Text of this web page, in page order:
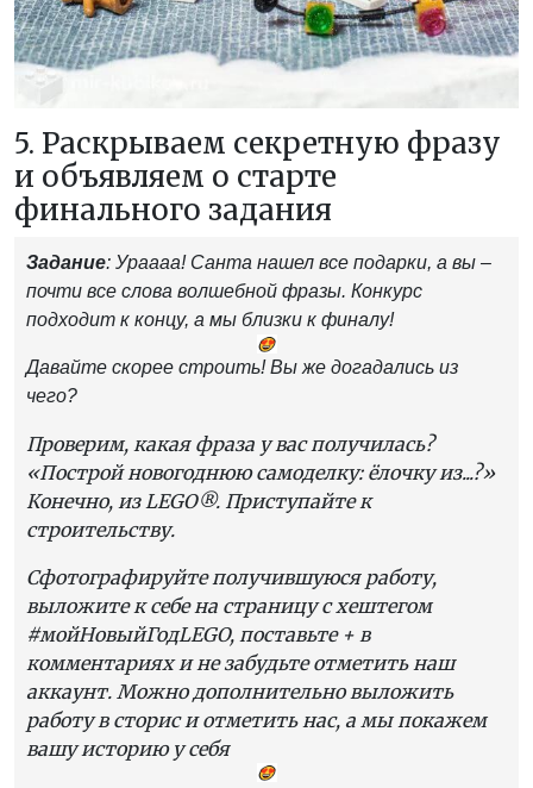
5. Раскрываем секретную фразу
и объявляем о старте
финального задания
Задание: Ураааа! Санта нашел все подарки, а вы –
почти все слова волшебной фразы. Конкурс
подходит к концу, а мы близки к финалу!
Давайте скорее строить! Вы же догадались из
чего?
Проверим, какая фраза у вас получилась?
«Построй новогоднюю самоделку: ёлочку из...?»
Конечно, из LEGO®. Приступайте к
строительству.
Сфотографируйте получившуюся работу,
выложите к себе на страницу с хештегом
#мойНовыйГодLEGO, поставьте + в
комментариях и не забудьте отметить наш
аккаунт. Можно дополнительно выложить
работу в сторис и отметить нас, а мы покажем
вашу историю у себя